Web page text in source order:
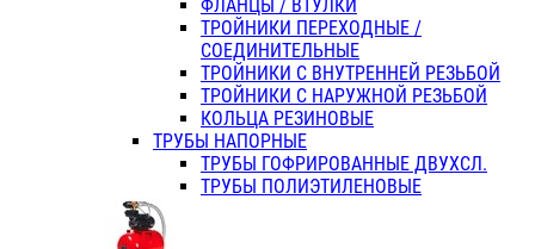
ФЛАНЦЫ / ВТУЛКИ
ТРОЙНИКИ ПЕРЕХОДНЫЕ /
СОЕДИНИТЕЛЬНЫЕ
ТРОЙНИКИ С ВНУТРЕННЕЙ РЕЗЬБОЙ
ТРОЙНИКИ С НАРУЖНОЙ РЕЗЬБОЙ
КОЛЬЦА РЕЗИНОВЫЕ
ТРУБЫ НАПОРНЫЕ
ТРУБЫ ГОФРИРОВАННЫЕ ДВУХСЛ.
ТРУБЫ ПОЛИЭТИЛЕНОВЫЕ